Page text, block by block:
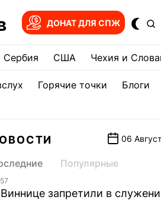
ДОНАТ ДЛЯ СПЖ
Сербия США Чехия и
Горячие точки Блоги
06
Популярные
запретили в